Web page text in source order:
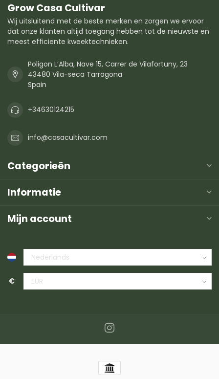
Grow Casa Cultivar
Wij uitsluitend met de beste merken en zorgen we ervoor
dat onze klanten altijd toegang hebben tot de nieuwste en
meest efficiënte kweektechnieken.
Poligon L’Alba, Nave 15, Carrer de Vilafortuny, 23
43480 Vila-seca Tarragona
Spain
+34630124215
info@casacultivar.com
Categorieën
Informatie
Mijn account
€